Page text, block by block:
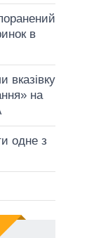
в
вказівку
на
одне з